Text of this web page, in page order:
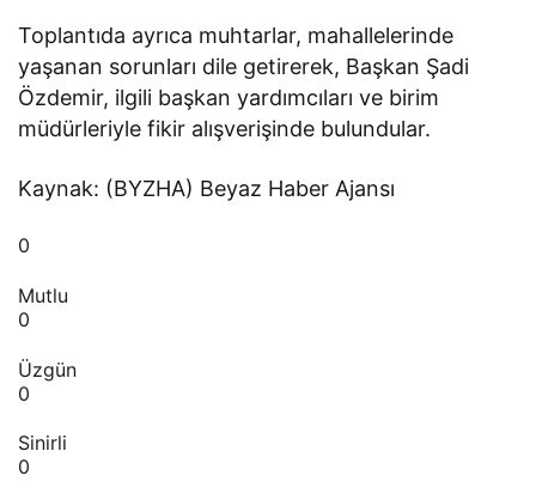
Toplantıda ayrıca muhtarlar, mahallelerinde
yaşanan sorunları dile getirerek, Başkan Şadi
Özdemir, ilgili başkan yardımcıları ve birim
müdürleriyle fikir alışverişinde bulundular.
Kaynak: (BYZHA) Beyaz Haber Ajansı
0
Mutlu
0
Üzgün
0
Sinirli
0